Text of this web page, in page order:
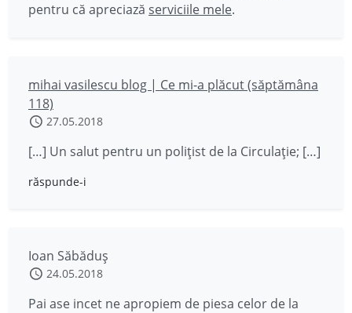
pentru că apreciază serviciile mele.
mihai vasilescu blog | Ce mi-a plăcut (săptămâna
118)
27.05.2018
[…] Un salut pentru un polițist de la Circulație; […]
răspunde-i
Ioan Săbăduș
24.05.2018
Pai ase incet ne apropiem de piesa celor de la